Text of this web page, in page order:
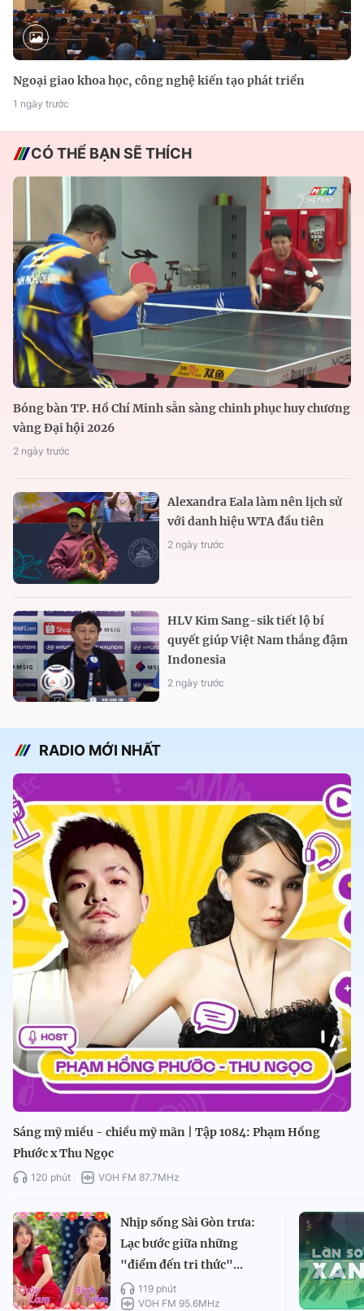
Ngoại giao khoa học, công nghệ kiến tạo phát triển
1 ngày trước
CÓ THỂ BẠN SẼ THÍCH
Bóng bàn TP. Hồ Chí Minh sẵn sàng chinh phục huy chương
vàng Đại hội 2026
2 ngày trước
Alexandra Eala làm nên lịch sử
với danh hiệu WTA đầu tiên
2 ngày trước
HLV Kim Sang-sik tiết lộ bí
quyết giúp Việt Nam thắng đậm
Indonesia
2 ngày trước
RADIO MỚI NHẤT
Sáng mỹ miều - chiều mỹ mãn | Tập 1084: Phạm Hồng
Phước x Thu Ngọc
120 phút VOH FM 87.7MHz
Nhịp sống Sài Gòn trưa:
Lạc bước giữa những
"điểm đến tri thức"...
119 phút
VOH FM 95.6MHz